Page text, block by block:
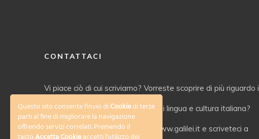
CONTATTACI
Vi piace ciò di cui scriviamo? Vorreste scoprire di più riguardo i
servizi offerti dal nostro Istituto di lingua e cultura italiana?
Date un’occhiata al nostro sito www.galilei.it e scriveteci a
Questo sito consente l'invio diCookiedi terze
parti al fine di migliorare la navigazione
offrendo servizi correlati. Premendo il